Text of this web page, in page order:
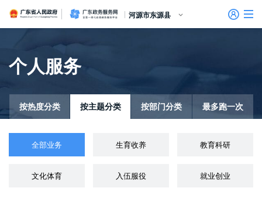
留言信箱
建言献策
信访相关法规
便民服务
百姓论坛
政府热线
网上调查
在线访谈
法律服务
领导信箱
未加载图片
政务微博
网络问政
意见征集
部门信箱
信访常见问题
信件回复
网上举报
公众监督
我要留言
广东省人民政府广东政务服务网
河源市东源县
个人服务
法人服务
效能监督
政务公开
个人服务
按热度分类 按主题分类 按部门分类 最多跑一次
全部业务 生育收养 教育科研
文化体育 入伍服役 就业创业